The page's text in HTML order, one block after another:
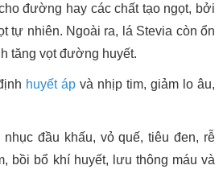
đường hay các chất tạo ngọt, bởi
tự nhiên. Ngoài ra, lá Stevia còn ổn
tăng vọt đường huyết.
huyết áp và nhịp tim, giảm lo âu,
nhục đầu khấu, vỏ quế, tiêu đen, rễ
bồi bổ khí huyết, lưu thông máu và